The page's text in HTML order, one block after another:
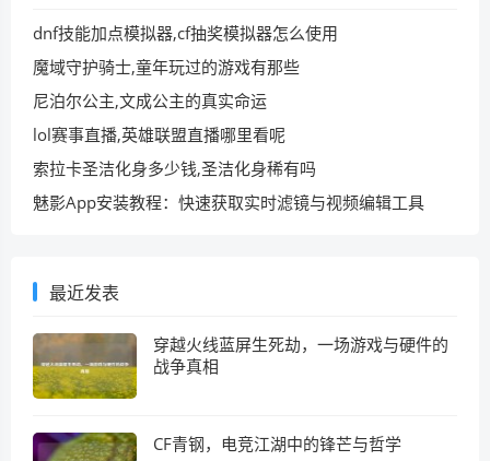
dnf技能加点模拟器,cf抽奖模拟器怎么使用
魔域守护骑士,童年玩过的游戏有那些
尼泊尔公主,文成公主的真实命运
lol赛事直播,英雄联盟直播哪里看呢
索拉卡圣洁化身多少钱,圣洁化身稀有吗
魅影App安装教程：快速获取实时滤镜与视频编辑工具
最近发表
穿越火线蓝屏生死劫，一场游戏与硬件的
战争真相
CF青钢，电竞江湖中的锋芒与哲学